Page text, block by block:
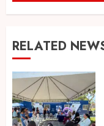
RELATED